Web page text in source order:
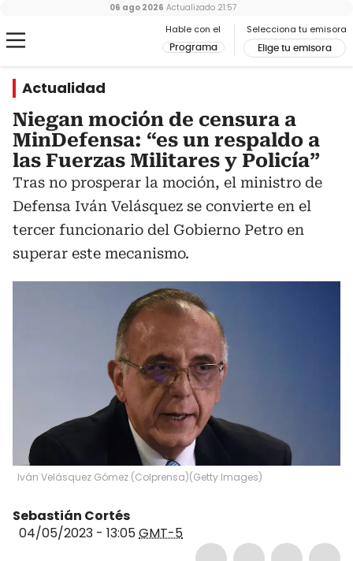
Hable con el
Programa
Selecciona tu emisora
Elige tu emisora
06 ago 2026 Actualizado 21:57
Actualidad
Niegan moción de censura a
MinDefensa: “es un respaldo a
las Fuerzas Militares y Policía”
Tras no prosperar la moción, el ministro de
Defensa Iván Velásquez se convierte en el
tercer funcionario del Gobierno Petro en
superar este mecanismo.
Iván Velásquez Gómez (Colprensa)(Getty Images)
Sebastián Cortés
04/05/2023 - 13:05GMT-5